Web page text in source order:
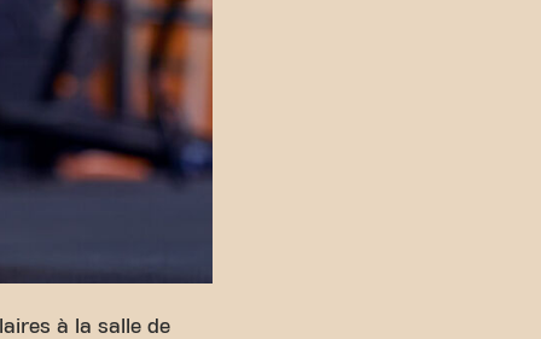
à la salle de